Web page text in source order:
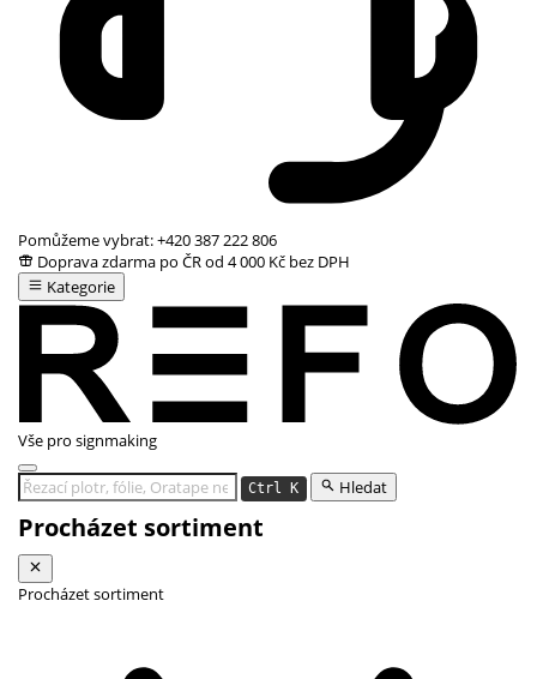
Pomůžeme vybrat:+420 387 222 806
Doprava zdarma po ČR od 4 000 Kč bez DPH
Kategorie
Vše pro signmaking
Ctrl K Hledat
Procházet sortiment
Procházet sortiment